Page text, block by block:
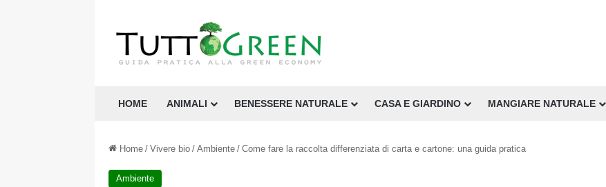
HOME ANIMALI BENESSERE NATURALE CASA E GIARDINO MANGIARE NATURALE
Home / Vivere bio / Ambiente / Come fare la raccolta differenziata di carta e cartone: una guida pratica
Ambiente